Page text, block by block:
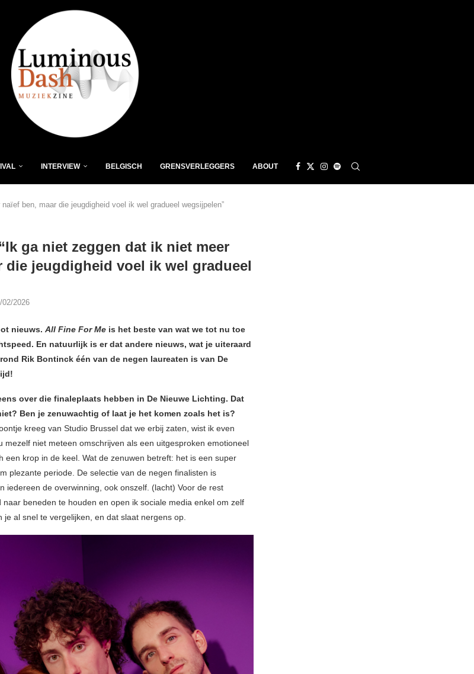
INTERVIEW BELGISCH GRENSVERLEGGERS ABOUT
ben, maar die jeugdigheid voel ik wel gradueel wegsijpelen”
ga niet zeggen dat ik niet meer
die jeugdigheid voel ik wel gradueel
02/2026
nieuws. All Fine For Me is het beste van wat we tot nu toe
En natuurlijk is er dat andere nieuws, wat je uiteraard
Rik Bontinck één van de negen laureaten is van De
over die finaleplaats hebben in De Nieuwe Lichting. Dat
Ben je zenuwachtig of laat je het komen zoals het is?
kreeg van Studio Brussel dat we erbij zaten, wist ik even
mezelf niet meteen omschrijven als een uitgesproken emotioneel
een krop in de keel. Wat de zenuwen betreft: het is een super
plezante periode. De selectie van de negen finalisten is
iedereen de overwinning, ook onszelf. (lacht) Voor de rest
naar beneden te houden en open ik sociale media enkel om zelf
je al snel te vergelijken, en dat slaat nergens op.